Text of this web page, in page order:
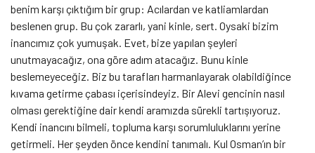
benim karşı çıktığım bir grup: Acılardan ve katliamlardan
beslenen grup. Bu çok zararlı, yani kinle, sert. Oysaki bizim
inancımız çok yumuşak. Evet, bize yapılan şeyleri
unutmayacağız, ona göre adım atacağız. Bunu kinle
beslemeyeceğiz. Biz bu tarafları harmanlayarak olabildiğince
kıvama getirme çabası içerisindeyiz. Bir Alevi gencinin nasıl
olması gerektiğine dair kendi aramızda sürekli tartışıyoruz.
Kendi inancını bilmeli, topluma karşı sorumluluklarını yerine
getirmeli. Her şeyden önce kendini tanımalı. Kul Osman’ın bir